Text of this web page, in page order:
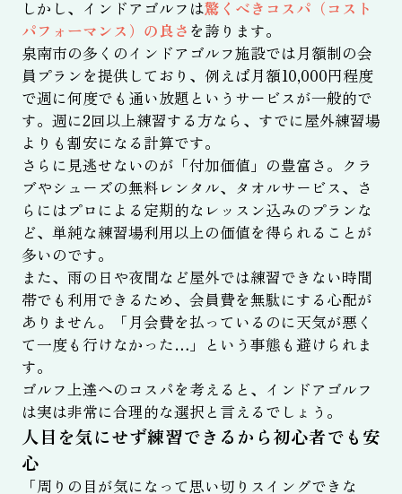
しかし、インドアゴルフは驚くべきコスパ（コスト
パフォーマンス）の良さ を誇ります。
泉南市の多くのインドアゴルフ施設では月額制の会
員プランを提供しており、例えば月額10,000円程度
で週に何度でも通い放題というサービスが一般的で
す。週に2回以上練習する方なら、すでに屋外練習場
よりも割安になる計算です。
さらに見逃せないのが「付加価値」の豊富さ。クラ
ブやシューズの無料レンタル、タオルサービス、さ
らにはプロによる定期的なレッスン込みのプランな
ど、単純な練習場利用以上の価値を得られることが
多いのです。
また、雨の日や夜間など屋外では練習できない時間
帯でも利用できるため、会員費を無駄にする心配が
ありません。「月会費を払っているのに天気が悪く
て一度も行けなかった…」という事態も避けられま
す。
ゴルフ上達へのコスパを考えると、インドアゴルフ
は実は非常に合理的な選択と言えるでしょう。
人目を気にせず練習できるから初心者でも安
心
「周りの目が気になって思い切りスイングできな